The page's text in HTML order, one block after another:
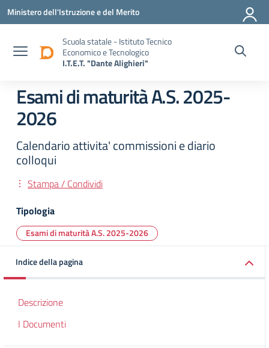
Vai ai contenuti
Vai al menu di navigazione
Vai al footer
Ministero dell'Istruzione e del Merito
Scuola statale - Istituto Tecnico
Economico e Tecnologico
I.T.E.T. "Dante Alighieri"
Esami di maturità A.S. 2025-
2026
Calendario attivita' commissioni e diario
colloqui
Stampa / Condividi
Tipologia
Esami di maturità A.S. 2025-2026
Indice della pagina
Descrizione
I Documenti